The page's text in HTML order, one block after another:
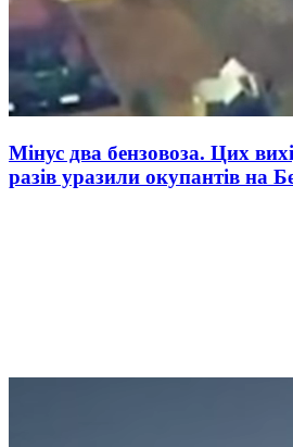
Мінус два бензовоза. Цих
разів уразили окупантів на